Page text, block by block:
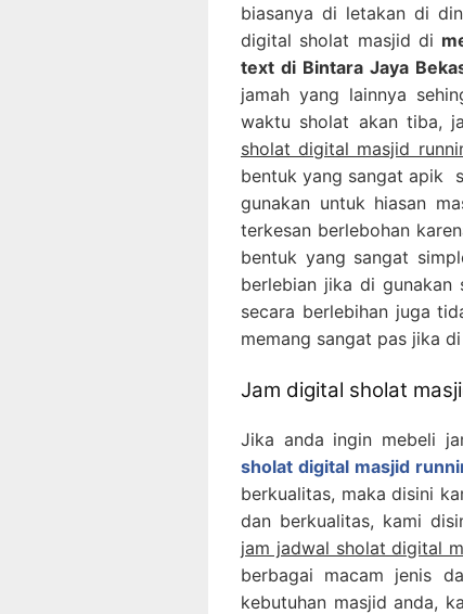
biasanya di letakan di
digital sholat masjid di
text di Bintara Jaya
jamah yang lainnya
waktu sholat akan tiba,
sholat digital masjid
bentuk yang sangat apik
gunakan untuk hiasan
terkesan berlebohan
bentuk yang sangat
berlebian jika di gunakan
secara berlebihan juga
memang sangat pas jika
Jam digital sholat
Jika anda ingin mebeli
sholat digital masjid
berkualitas, maka disini
dan berkualitas, kami
jam jadwal sholat digital
berbagai macam jenis
kebutuhan masjid anda,